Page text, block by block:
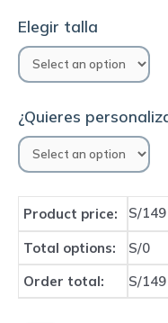
Elegir talla
¿Quieres
Product price: S/149
Total options:
S/0
Order total:
S/149